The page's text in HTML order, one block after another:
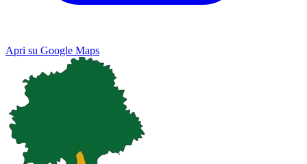
Apri su Google Maps
Map Satellite
Keyboard shortcuts